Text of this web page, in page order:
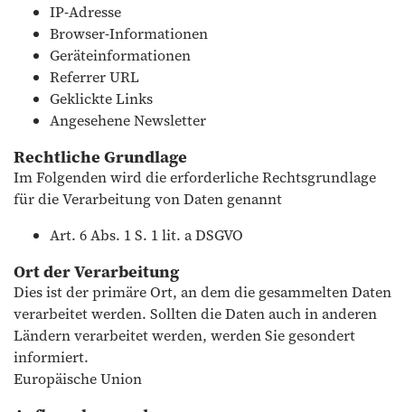
IP-Adresse
Browser-Informationen
Geräteinformationen
Referrer URL
Geklickte Links
Angesehene Newsletter
Rechtliche Grundlage
Im Folgenden wird die erforderliche Rechtsgrundlage
für die Verarbeitung von Daten genannt
Art. 6 Abs. 1 S. 1 lit. a DSGVO
Ort der Verarbeitung
Dies ist der primäre Ort, an dem die gesammelten Daten
verarbeitet werden. Sollten die Daten auch in anderen
Ländern verarbeitet werden, werden Sie gesondert
informiert.
Europäische Union